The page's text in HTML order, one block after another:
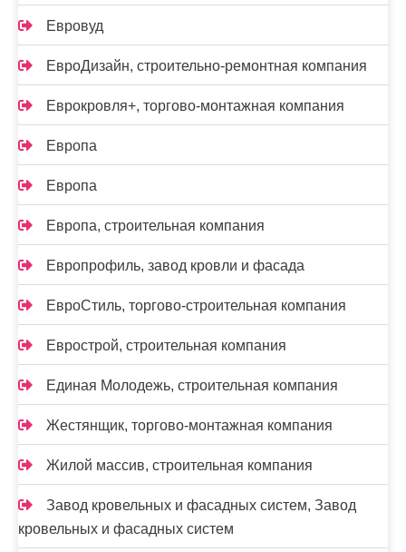
Евровуд
ЕвроДизайн, строительно-ремонтная компания
Еврокровля+, торгово-монтажная компания
Европа
Европа
Европа, строительная компания
Европрофиль, завод кровли и фасада
ЕвроСтиль, торгово-строительная компания
Еврострой, строительная компания
Единая Молодежь, строительная компания
Жестянщик, торгово-монтажная компания
Жилой массив, строительная компания
Завод кровельных и фасадных систем, Завод
кровельных и фасадных систем